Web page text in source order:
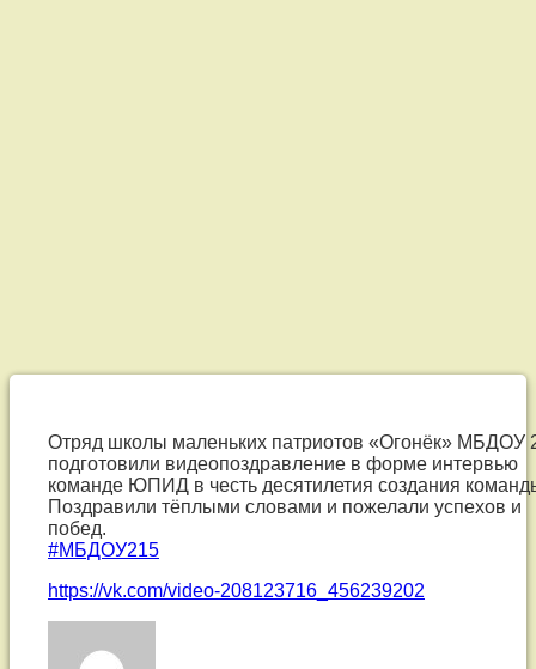
школы
маленьких
патриотов
«Огонёк»
МБДОУ
Отряд школы маленьких патриотов «Огонёк» МБДОУ
подготовили видеопоздравление в форме интервью
команде ЮПИД в честь десятилетия создания
Поздравили тёплыми словами и пожелали успехов и
побед.
#МБДОУ215
https://vk.com/video-208123716_456239202